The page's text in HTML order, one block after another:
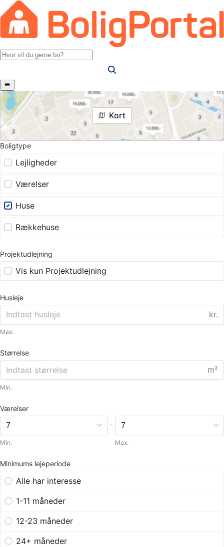
Kort
Boligtype
Lejligheder
Værelser
Huse
Rækkehuse
Projektudlejning
Vis kun Projektudlejning
Husleje
kr.
Max.
Størrelse
m²
Min.
Værelser
Min.
-
Max.
Minimums lejeperiode
Alle har interesse
1-11 måneder
12-23 måneder
24+ måneder